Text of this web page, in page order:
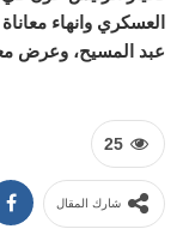
العسكري وانهاء
عبد المسيح، وعرض
25
شارك المقال